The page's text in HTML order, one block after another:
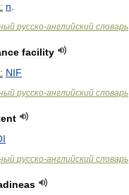
n
русско-английский словарь
facility
NIF
русско-английский словарь
русско-английский словарь